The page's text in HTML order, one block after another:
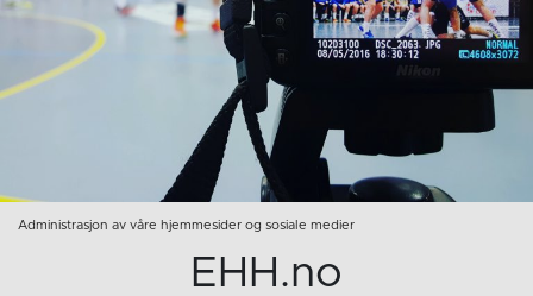
Administrasjon av våre hjemmesider og sosiale medier
EHH.no